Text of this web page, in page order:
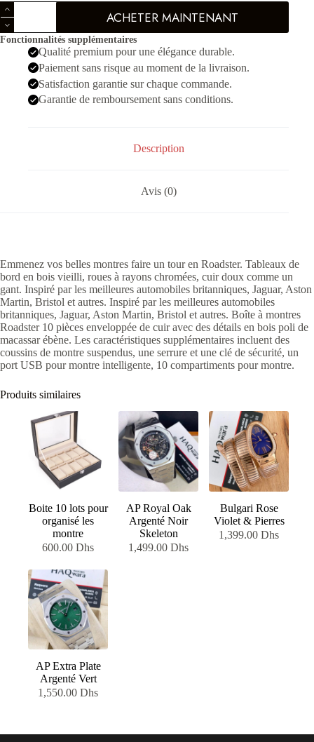
1,000.00 Dhs.
600.00 Dhs.
quantité
de
Boite
montres
ACHETER MAINTENANT
Fonctionnalités supplémentaires
Qualité premium pour une élégance durable.
Paiement sans risque au moment de la livraison.
Satisfaction garantie sur chaque commande.
Garantie de remboursement sans conditions.
Description
Avis (0)
Emmenez vos belles montres faire un tour en Roadster. Tableaux de
bord en bois vieilli, roues à rayons chromées, cuir doux comme un
gant. Inspiré par les meilleures automobiles britanniques, Jaguar, Aston
Martin, Bristol et autres. Inspiré par les meilleures automobiles
britanniques, Jaguar, Aston Martin, Bristol et autres. Boîte à montres
Roadster 10 pièces enveloppée de cuir avec des détails en bois poli de
macassar ébène. Les caractéristiques supplémentaires incluent des
coussins de montre suspendus, une serrure et une clé de sécurité, un
port USB pour montre intelligente, 10 compartiments pour montre.
Produits similaires
Boite 10 lots pour
organisé les
montre
600.00Dhs
AP Royal Oak
Argenté Noir
Skeleton
1,499.00Dhs
Bulgari Rose
Violet & Pierres
1,399.00Dhs
AP Extra Plate
Argenté Vert
1,550.00Dhs